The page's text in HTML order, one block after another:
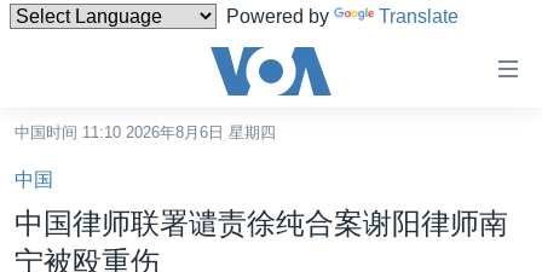
Powered by Translate
碍
链
接
转
中国
中国时间 11:10 2026年8月6日 星期四
中国
中国律师联署谴责徐纯合案谢阳律师南
宁被殴重伤